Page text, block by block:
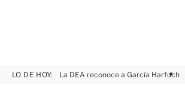
LO DE HOY: La DEA reconoce a García Harfuch